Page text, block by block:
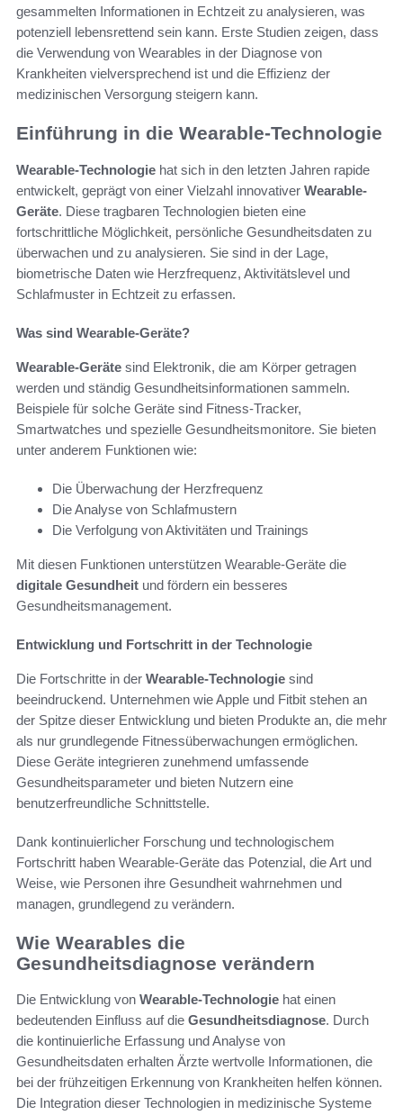
gesammelten Informationen in Echtzeit zu analysieren, was
potenziell lebensrettend sein kann. Erste Studien zeigen, dass
die Verwendung von Wearables in der Diagnose von
Krankheiten vielversprechend ist und die Effizienz der
medizinischen Versorgung steigern kann.
Einführung in die Wearable-Technologie
Wearable-Technologie hat sich in den letzten Jahren rapide
entwickelt, geprägt von einer Vielzahl innovativer Wearable-
Geräte. Diese tragbaren Technologien bieten eine
fortschrittliche Möglichkeit, persönliche Gesundheitsdaten zu
überwachen und zu analysieren. Sie sind in der Lage,
biometrische Daten wie Herzfrequenz, Aktivitätslevel und
Schlafmuster in Echtzeit zu erfassen.
Was sind Wearable-Geräte?
Wearable-Geräte sind Elektronik, die am Körper getragen
werden und ständig Gesundheitsinformationen sammeln.
Beispiele für solche Geräte sind Fitness-Tracker,
Smartwatches und spezielle Gesundheitsmonitore. Sie bieten
unter anderem Funktionen wie:
Die Überwachung der Herzfrequenz
Die Analyse von Schlafmustern
Die Verfolgung von Aktivitäten und Trainings
Mit diesen Funktionen unterstützen Wearable-Geräte die
digitale Gesundheit und fördern ein besseres
Gesundheitsmanagement.
Entwicklung und Fortschritt in der Technologie
Die Fortschritte in der Wearable-Technologie sind
beeindruckend. Unternehmen wie Apple und Fitbit stehen an
der Spitze dieser Entwicklung und bieten Produkte an, die mehr
als nur grundlegende Fitnessüberwachungen ermöglichen.
Diese Geräte integrieren zunehmend umfassende
Gesundheitsparameter und bieten Nutzern eine
benutzerfreundliche Schnittstelle.
Dank kontinuierlicher Forschung und technologischem
Fortschritt haben Wearable-Geräte das Potenzial, die Art und
Weise, wie Personen ihre Gesundheit wahrnehmen und
managen, grundlegend zu verändern.
Wie Wearables die
Gesundheitsdiagnose verändern
Die Entwicklung von Wearable-Technologie hat einen
bedeutenden Einfluss auf die Gesundheitsdiagnose. Durch
die kontinuierliche Erfassung und Analyse von
Gesundheitsdaten erhalten Ärzte wertvolle Informationen, die
bei der frühzeitigen Erkennung von Krankheiten helfen können.
Die Integration dieser Technologien in medizinische Systeme